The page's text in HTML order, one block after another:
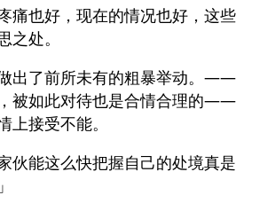
痛也好，现在的情况也好，这些
之处。
出了前所未有的粗暴举动。——
被如此对待也是合情合理的——
上接受不能。
伙能这么快把握自己的处境真是